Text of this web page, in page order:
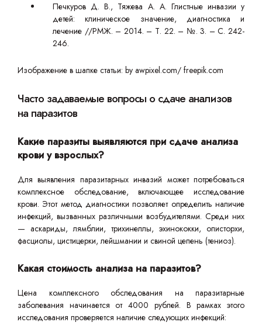
Печкуров Д. В., Тяжева А. А. Глистные инвазии у
детей: клиническое значение, диагностика и
лечение //РМЖ. – 2014. – Т. 22. – №. 3. – С. 242-
246.
Изображение в шапке статьи: by awpixel.com/ freepik.com
Часто задаваемые вопросы о сдаче анализов
на паразитов
Какие паразиты выявляются при сдаче анализа
крови у взрослых?
Для выявления паразитарных инвазий может потребоваться
комплексное обследование, включающее исследование
крови. Этот метод диагностики позволяет определить наличие
инфекций, вызванных различными возбудителями. Среди них
— аскариды, лямблии, трихинеллы, эхинококки, описторхи,
фасциолы, цистицерки, лейшмании и свиной цепень (тениоз).
Какая стоимость анализа на паразитов?
Цена комплексного обследования на паразитарные
заболевания начинается от 4000 рублей. В рамках этого
исследования проверяется наличие следующих инфекций: